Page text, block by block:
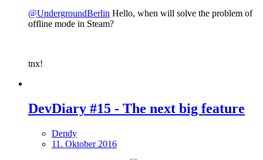
@UndergroundBerlin Hello, when will solve the problem of
offline mode in Steam?
tnx!
DevDiary #15 - The next big feature
Dendy
11. Oktober 2016